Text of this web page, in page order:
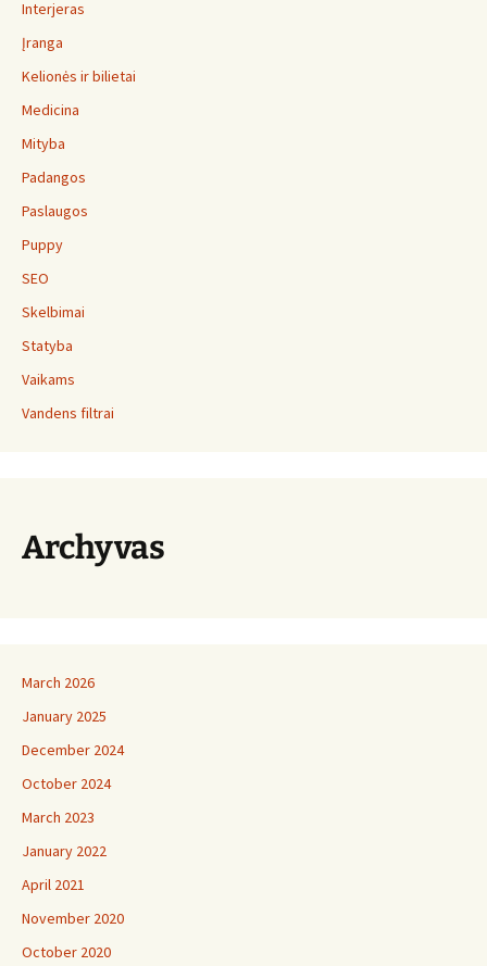
Interjeras
Įranga
Kelionės ir bilietai
Medicina
Mityba
Padangos
Paslaugos
Puppy
SEO
Skelbimai
Statyba
Vaikams
Vandens filtrai
Archyvas
March 2026
January 2025
December 2024
October 2024
March 2023
January 2022
April 2021
November 2020
October 2020